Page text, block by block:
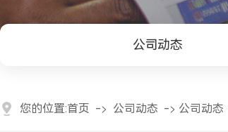
公司动态
您的位置:首页 -> 公司动态 -> 公司动态